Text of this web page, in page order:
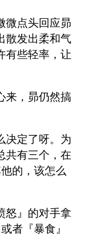
微点头回应昴
散发出柔和气
有些轻率，让
来，昴仍然搞
决定了呀。为
共有三个，在
的，该怎么
怒』的对手拿
者『暴食』